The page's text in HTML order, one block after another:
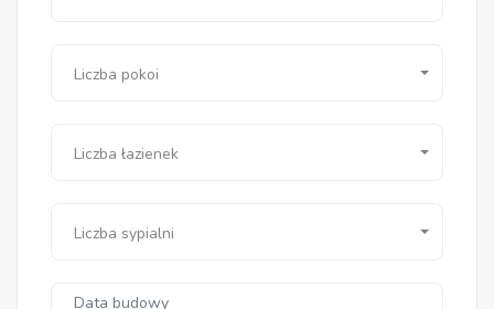
Liczba pokoi
Liczba łazienek
Liczba sypialni